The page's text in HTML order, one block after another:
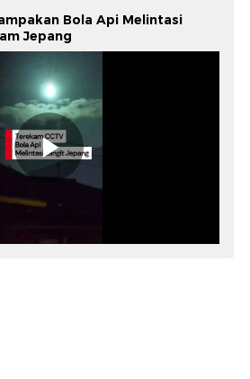
Bola Api Melintasi
Jepang